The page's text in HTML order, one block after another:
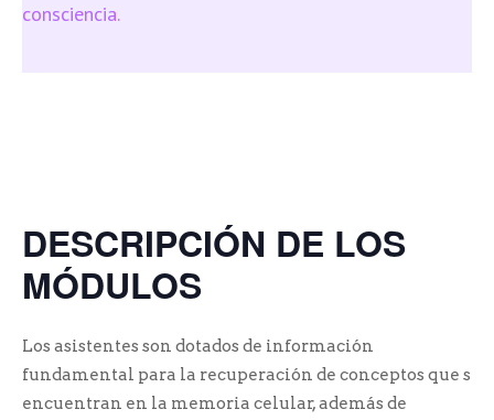
consciencia.
DESCRIPCIÓN DE LOS
MÓDULOS
Los asistentes son dotados de información
fundamental para la recuperación de conceptos que se
encuentran en la memoria celular, además de